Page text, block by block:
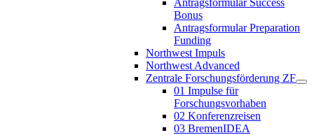
Bonus
Antragsformular Preparation
Funding
Northwest Impuls
Northwest Advanced
Zentrale Forschungsförderung ZF
01 Impulse für
Forschungsvorhaben
02 Konferenzreisen
03 BremenIDEA